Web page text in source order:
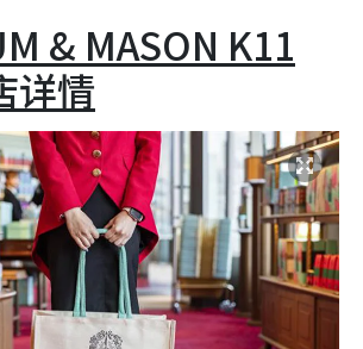
& MASON K11
详情